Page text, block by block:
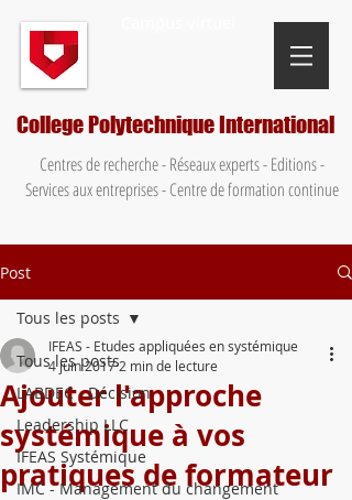
College Polytechnique International
Centres de recherche - Réseaux experts - Editions -
Services aux entreprises - Centre de formation continue
Post
Tous les posts
LABDEC - Décision
Leadership LLC
IFEAS Systémique
IMC - Management du changement
Tous les posts
Ajouter l'approche
systémique à vos
pratiques de formateur
IFEAS - Etudes appliquées en systémique
4 juin 2017 2 min de lecture